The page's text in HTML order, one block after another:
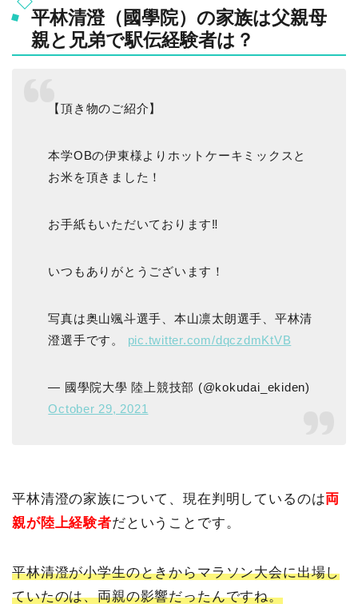
平林清澄（國學院）の家族は父親母
親と兄弟で駅伝経験者は？
【頂き物のご紹介】
本学OBの伊東様よりホットケーキミックスと
お米を頂きました！
お手紙もいただいております‼︎
いつもありがとうございます！
写真は奥山颯斗選手、本山凛太朗選手、平林清
澄選手です。 pic.twitter.com/dqczdmKtVB
— 國學院大學 陸上競技部 (@kokudai_ekiden)
October 29, 2021
平林清澄の家族について、現在判明しているのは両
親が陸上経験者だということです。
平林清澄が小学生のときからマラソン大会に出場し
ていたのは、両親の影響だったんですね。